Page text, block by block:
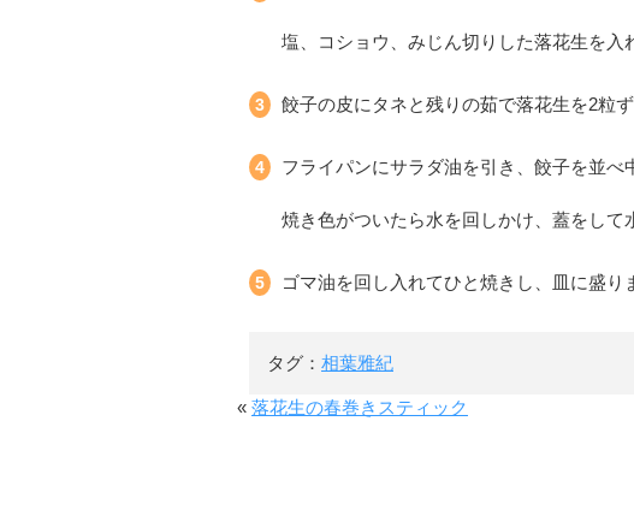
塩、コショウ、みじん切りした落花生を入
餃子の皮にタネと残りの茹で落花生を2粒ず
フライパンにサラダ油を引き、餃子を並べ
焼き色がついたら水を回しかけ、蓋をして
ゴマ油を回し入れてひと焼きし、皿に盛り
タグ： 相葉雅紀
« 落花生の春巻きスティック